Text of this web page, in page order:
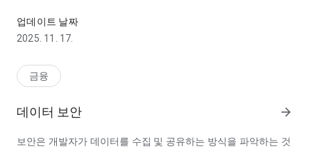
할 수 있습니다.
- 발급 받은 카드는 모바일 앱을 통해 언제 어디서나 충전할 수 있
하세요.
- 카드 이용 내역은 앱에서 간편하게 확인할 수 있습니다.
* 소상공인 경쟁력 강화를 위해 백화점, 대형마트, 대기업 프랜차
업데이트 날짜
2025. 11. 17.
금융
데이터 보안 arrow_forward
보안은 개발자가 데이터를 수집 및 공유하는 방식을 파악하는 것